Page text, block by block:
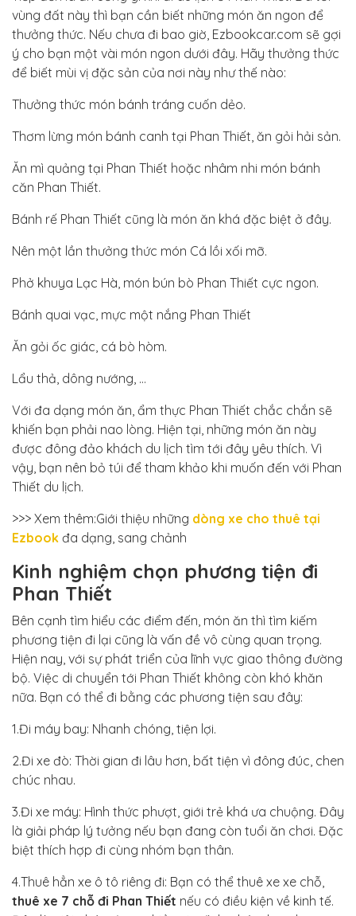
vùng đất này thì bạn cần biết những món ăn ngon để
thưởng thức. Nếu chưa đi bao giờ, Ezbookcar.com sẽ gợi
ý cho bạn một vài món ngon dưới đây. Hãy thưởng thức
để biết mùi vị đặc sản của nơi này như thế nào:
Thưởng thức món bánh tráng cuốn dẻo.
Thơm lừng món bánh canh tại Phan Thiết, ăn gỏi hải sản.
Ăn mì quảng tại Phan Thiết hoặc nhâm nhi món bánh
căn Phan Thiết.
Bánh rế Phan Thiết cũng là món ăn khá đặc biệt ở đây.
Nên một lần thưởng thức món Cá lồi xối mỡ.
Phở khuya Lạc Hà, món bún bò Phan Thiết cực ngon.
Bánh quai vạc, mực một nắng Phan Thiết
Ăn gỏi ốc giác, cá bò hòm.
Lẩu thả, dông nướng, …
Với đa dạng món ăn, ẩm thực Phan Thiết chắc chắn sẽ
khiến bạn phải nao lòng. Hiện tại, những món ăn này
được đông đảo khách du lịch tìm tới đây yêu thích. Vì
vậy, bạn nên bỏ túi để tham khảo khi muốn đến với Phan
Thiết du lịch.
>>> Xem thêm:Giới thiệu những dòng xe cho thuê tại
Ezbook đa dạng, sang chảnh
Kinh nghiệm chọn phương tiện đi
Phan Thiết
Bên cạnh tìm hiểu các điểm đến, món ăn thì tìm kiếm
phương tiện đi lại cũng là vấn đề vô cùng quan trọng.
Hiện nay, với sự phát triển của lĩnh vực giao thông đường
bộ. Việc di chuyển tới Phan Thiết không còn khó khăn
nữa. Bạn có thể đi bằng các phương tiện sau đây:
1.Đi máy bay: Nhanh chóng, tiện lợi.
2.Đi xe đò: Thời gian đi lâu hơn, bất tiện vì đông đúc, chen
chúc nhau.
3.Đi xe máy: Hình thức phượt, giới trẻ khá ưa chuộng. Đây
là giải pháp lý tưởng nếu bạn đang còn tuổi ăn chơi. Đặc
biệt thích hợp đi cùng nhóm bạn thân.
4.Thuê hẳn xe ô tô riêng đi: Bạn có thể thuê xe xe chỗ,
thuê xe 7 chỗ đi Phan Thiết nếu có điều kiện về kinh tế.